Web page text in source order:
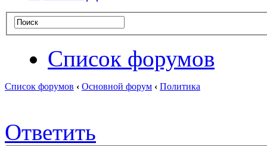
Список форумов
Список форумов ‹ Основной форум ‹ Политика
Ответить